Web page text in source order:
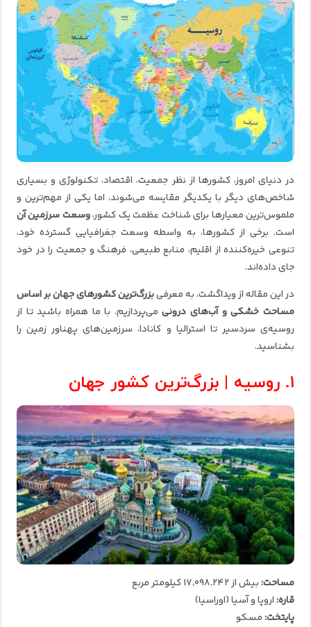
در دنیای امروز، کشورها از نظر جمعیت، اقتصاد، تکنولوژی و بسیاری
شاخص‌های دیگر با یکدیگر مقایسه می‌شوند، اما یکی از مهم‌ترین و
ملموس‌ترین معیارها برای شناخت عظمت یک کشور،وسعت سرزمین آن
است. برخی از کشورها، به واسطه وسعت جغرافیایی گسترده خود،
تنوعی خیره‌کننده از اقلیم، منابع طبیعی، فرهنگ و جمعیت را در خود
جای داده‌اند.
در این مقاله از ویداگشت، به معرفیبزرگ‌ترین کشورهای جهان بر اساس
مساحت خشکی و آب‌های درونیمی‌پردازیم. با ما همراه باشید تا از
روسیه‌ی سردسیر تا استرالیا و کانادا، سرزمین‌های پهناور زمین را
بشناسید.
۱. روسیه | بزرگ‌ترین کشور جهان
مساحت:بیش از ۱۷٬۰۹۸٬۲۴۲ کیلومتر مربع
قاره:اروپا و آسیا (اوراسیا)
پایتخت:مسکو